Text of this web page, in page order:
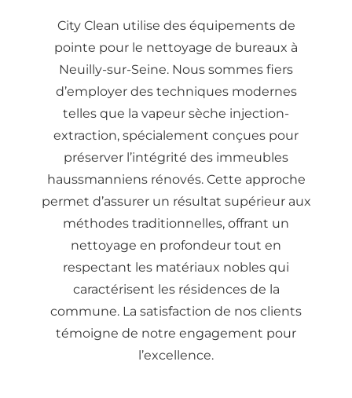
City Clean utilise des équipements de
pointe pour le nettoyage de bureaux à
Neuilly-sur-Seine. Nous sommes fiers
d’employer des techniques modernes
telles que la vapeur sèche injection-
extraction, spécialement conçues pour
préserver l’intégrité des immeubles
haussmanniens rénovés. Cette approche
permet d’assurer un résultat supérieur aux
méthodes traditionnelles, offrant un
nettoyage en profondeur tout en
respectant les matériaux nobles qui
caractérisent les résidences de la
commune. La satisfaction de nos clients
témoigne de notre engagement pour
l’excellence.